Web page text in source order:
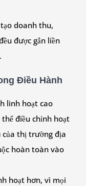
doanh thu,
được gắn liền
Điều Hành
linh hoạt cao
điều chỉnh hoạt
của thị trường địa
hoàn toàn vào
hoạt hơn, vì mọi